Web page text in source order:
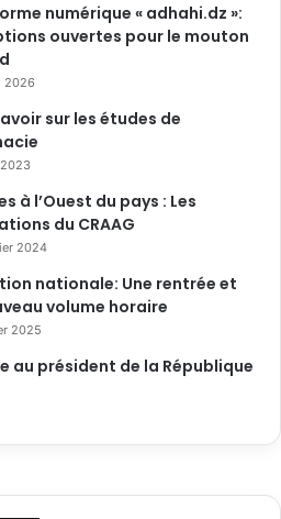
numérique « adhahi.dz »:
ouvertes pour le mouton
2026
sur les études de
à l’Ouest du pays : Les
du CRAAG
2024
nationale: Une rentrée et
volume horaire
2025
au président de la République